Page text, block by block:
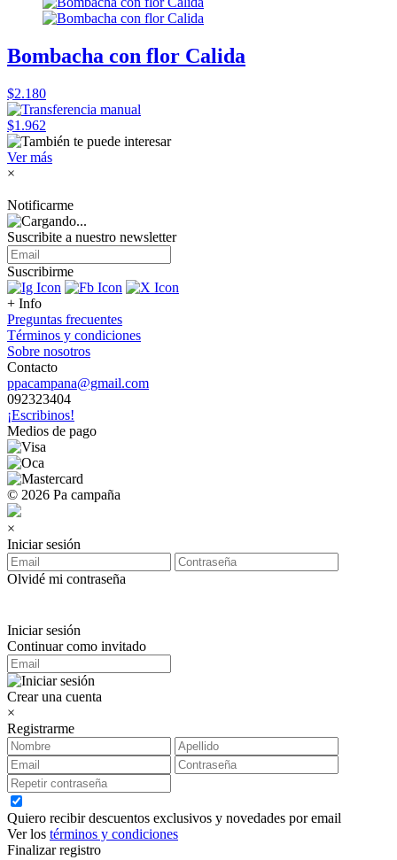
Bombacha con flor Calida
$2.180
$1.962
Ver más
×
Notificarme
Suscribite a nuestro newsletter
Suscribirme
+ Info
Preguntas frecuentes
Términos y condiciones
Sobre nosotros
Contacto
ppacampana@gmail.com
092323404
¡Escribinos!
Medios de pago
© 2026 Pa campaña
×
Iniciar sesión
Olvidé mi contraseña
Iniciar sesión
Continuar como invitado
Crear una cuenta
×
Registrarme
Quiero recibir descuentos exclusivos y novedades por email
Ver los términos y condiciones
Finalizar registro